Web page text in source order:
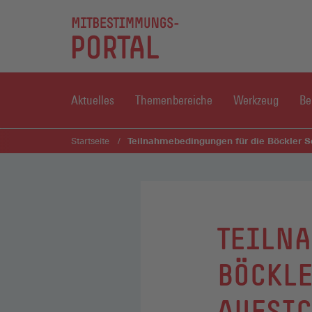
Aktuelles Themenbereiche Werkzeug
Startseite Teilnahmebedingungen für die Böckler